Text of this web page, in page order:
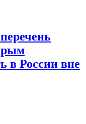
в России вне